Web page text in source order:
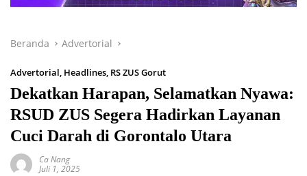
Beranda Advertorial
Advertorial, Headlines, RS ZUS Gorut
Dekatkan Harapan, Selamatkan Nyawa:
RSUD ZUS Segera Hadirkan Layanan
Cuci Darah di Gorontalo Utara
Ca Nang
Juli 1, 2025